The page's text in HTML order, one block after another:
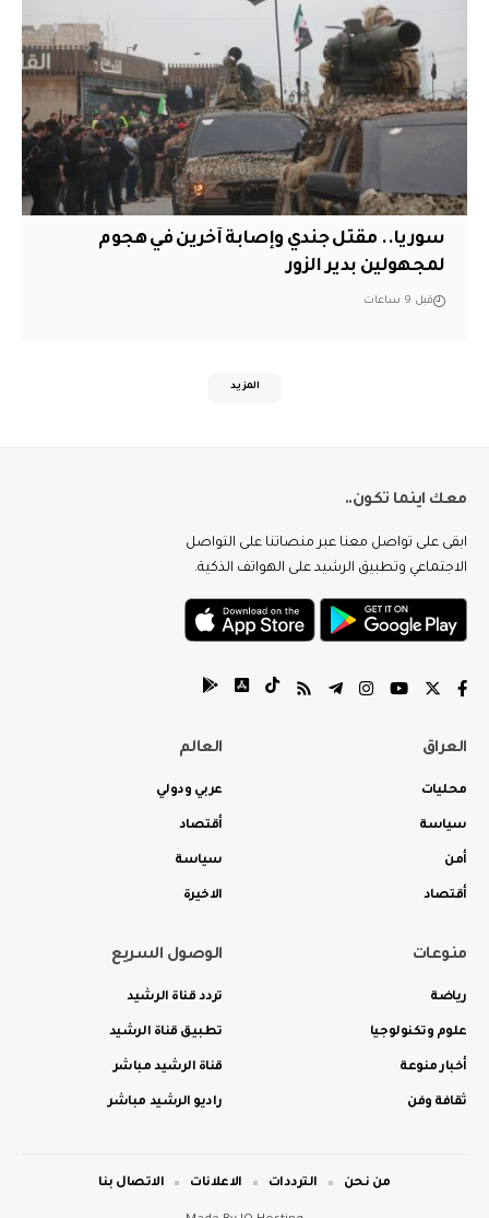
سوريا.. مقتل جندي وإصابة آخرين في هجوم
لمجهولين بدير الزور
قبل 9 ساعات
المزيد
معك اينما تكون..
ابقى على تواصل معنا عبر منصاتنا على التواصل
الاجتماعي وتطبيق الرشيد على الهواتف الذكية.
العراق
محليات
سياسة
أمن
أقتصاد
العالم
عربي ودولي
أقتصاد
سياسة
الاخيرة
منوعات
رياضة
علوم وتكنولوجيا
أخبار منوعة
ثقافة وفن
الوصول السريع
تردد قناة الرشيد
تطبيق قناة الرشيد
قناة الرشيد مباشر
راديو الرشيد مباشر
من نحن الترددات الاعلانات الاتصال بنا